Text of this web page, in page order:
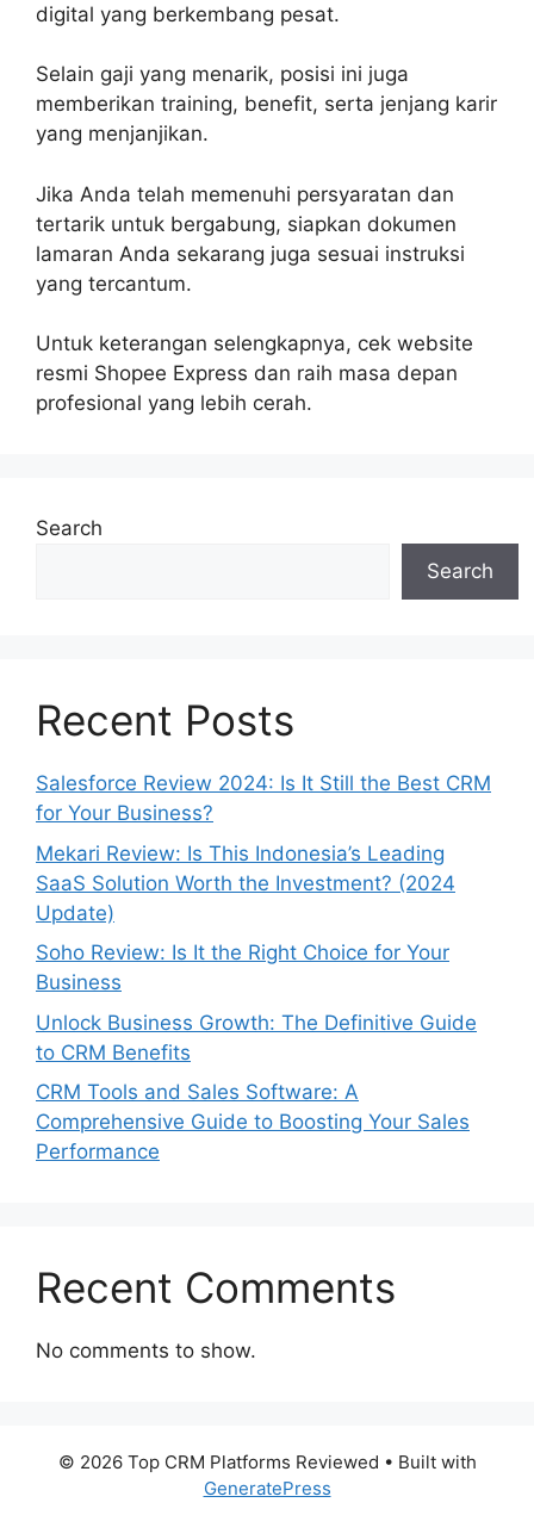
digital yang berkembang pesat.
Selain gaji yang menarik, posisi ini juga
memberikan training, benefit, serta jenjang karir
yang menjanjikan.
Jika Anda telah memenuhi persyaratan dan
tertarik untuk bergabung, siapkan dokumen
lamaran Anda sekarang juga sesuai instruksi
yang tercantum.
Untuk keterangan selengkapnya, cek website
resmi Shopee Express dan raih masa depan
profesional yang lebih cerah.
Search
Search
Recent Posts
Salesforce Review 2024: Is It Still the Best CRM
for Your Business?
Mekari Review: Is This Indonesia’s Leading
SaaS Solution Worth the Investment? (2024
Update)
Soho Review: Is It the Right Choice for Your
Business
Unlock Business Growth: The Definitive Guide
to CRM Benefits
CRM Tools and Sales Software: A
Comprehensive Guide to Boosting Your Sales
Performance
Recent Comments
No comments to show.
© 2026 Top CRM Platforms Reviewed • Built with
GeneratePress